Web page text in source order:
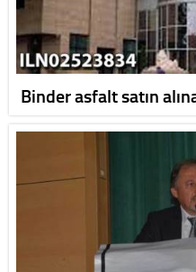
Binder asfalt satın